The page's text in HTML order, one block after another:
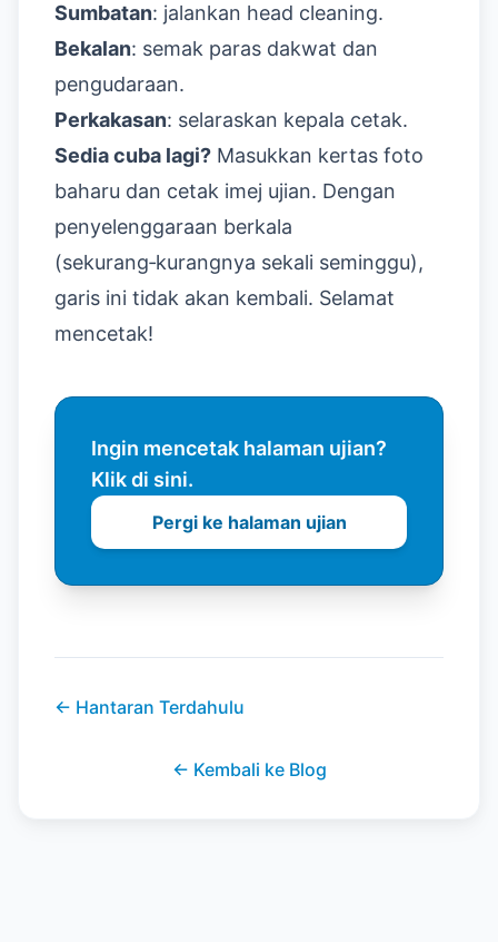
Sumbatan: jalankan head cleaning.
Bekalan: semak paras dakwat dan
pengudaraan.
Perkakasan: selaraskan kepala cetak.
Sedia cuba lagi? Masukkan kertas foto
baharu dan cetak imej ujian. Dengan
penyelenggaraan berkala
(sekurang‑kurangnya sekali seminggu),
garis ini tidak akan kembali. Selamat
mencetak!
Ingin mencetak halaman ujian?
Klik di sini.
Pergi ke halaman ujian
← Hantaran Terdahulu
← Kembali ke Blog